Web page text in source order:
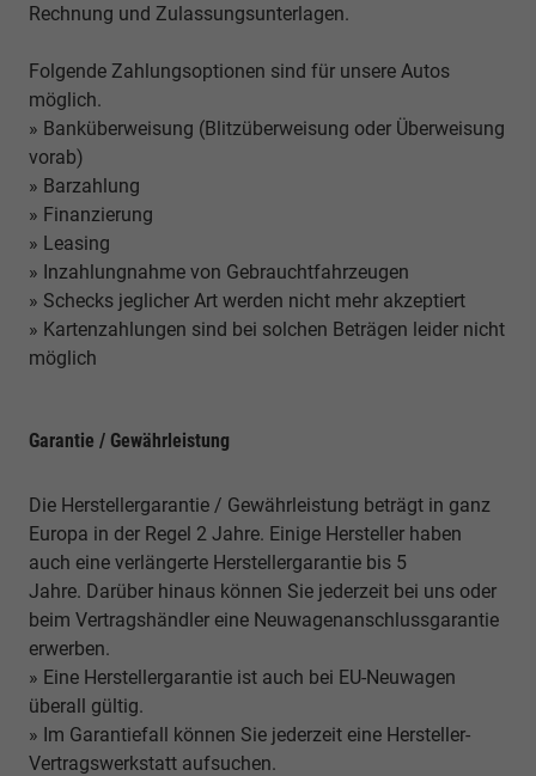
Rechnung und Zulassungsunterlagen.
Folgende Zahlungsoptionen sind für unsere Autos
möglich.
» Banküberweisung (Blitzüberweisung oder Überweisung
vorab)
» Barzahlung
» Finanzierung
» Leasing
» Inzahlungnahme von Gebrauchtfahrzeugen
» Schecks jeglicher Art werden nicht mehr akzeptiert
» Kartenzahlungen sind bei solchen Beträgen leider nicht
möglich
Garantie / Gewährleistung
Die Herstellergarantie / Gewährleistung beträgt in ganz
Europa in der Regel 2 Jahre. Einige Hersteller haben
auch eine verlängerte Herstellergarantie bis 5
Jahre. Darüber hinaus können Sie jederzeit bei uns oder
beim Vertragshändler eine Neuwagenanschlussgarantie
erwerben.
» Eine Herstellergarantie ist auch bei EU-Neuwagen
überall gültig.
» Im Garantiefall können Sie jederzeit eine Hersteller-
Vertragswerkstatt aufsuchen.